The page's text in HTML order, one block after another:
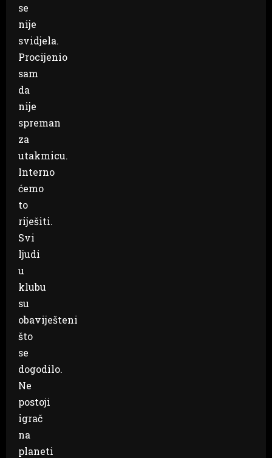
se
nije
svidjela.
Procijenio
sam
da
nije
spreman
za
utakmicu.
Interno
ćemo
to
riješiti.
Svi
ljudi
u
klubu
su
obaviješteni
što
se
dogodilo.
Ne
postoji
igrač
na
planeti